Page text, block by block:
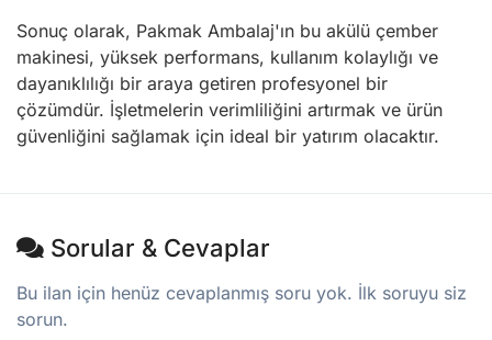
Sonuç olarak, Pakmak Ambalaj'ın bu akülü çember
makinesi, yüksek performans, kullanım kolaylığı ve
dayanıklılığı bir araya getiren profesyonel bir
çözümdür. İşletmelerin verimliliğini artırmak ve ürün
güvenliğini sağlamak için ideal bir yatırım olacaktır.
Sorular & Cevaplar
Bu ilan için henüz cevaplanmış soru yok. İlk soruyu siz
sorun.